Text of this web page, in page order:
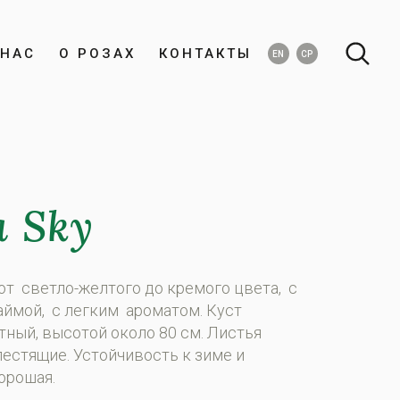
О РОЗАХ КОНТАКТЫ EN СР
Sky
светло-желтого до кремого цвета, с
с легким ароматом. Куст
высотой около 80 см. Листья
Устoйчивoсть к зимe и